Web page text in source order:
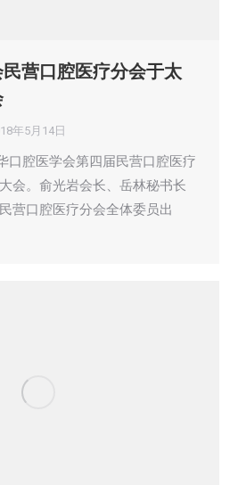
营口腔医疗分会于太
年5月14日
口腔医学会第四届民营口腔医疗
会。俞光岩会长、岳林秘书长
营口腔医疗分会全体委员出